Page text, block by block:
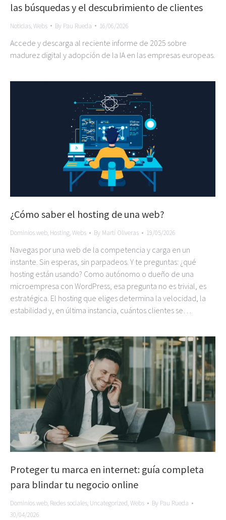
las búsquedas y el descubrimiento de clientes
Noticias,Webs By Pau Rueda 16/06/2026
Accede y descarga al reciente informe de 2025 sobre
madurez digital y adopción de la IA en las empresas europeas.
¿Cómo saber el hosting de una web?
Dominios web, Hosting,Webs By Martí Oliveras 19/05/2026
Navegas por una web de la competencia y carga en un
instante. Sin esperas, sin parpadeos. Y te preguntas: ¿qué
hosting están usando? Como autónomo o dueño de una
microempresa con WordPress, esa pregunta no es trivial, es
estratégica. El hosting que eliges determina la velocidad, la
estabilidad y, en última instancia, cuántos clientes se…
Proteger tu marca en internet: guía completa
para blindar tu negocio online
Dominios web, Redes sociales, Uncategorized,Webs By Pau Rueda
30/04/2026